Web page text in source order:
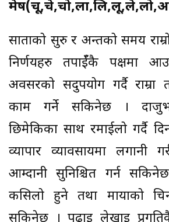
साताको सुरु र अन्तको समय
निर्णयहरु तपाईँकै पक्षमा
अवसरको सदुपयोग गर्दै राम्रा
काम गर्ने सकिनेछ ।
छिमेकिका साथ रमाईलो गर्दै
व्यापार व्यावसायमा लगानी
आम्दानी सुनिश्चित गर्न
कसिलो हुने तथा मायाको